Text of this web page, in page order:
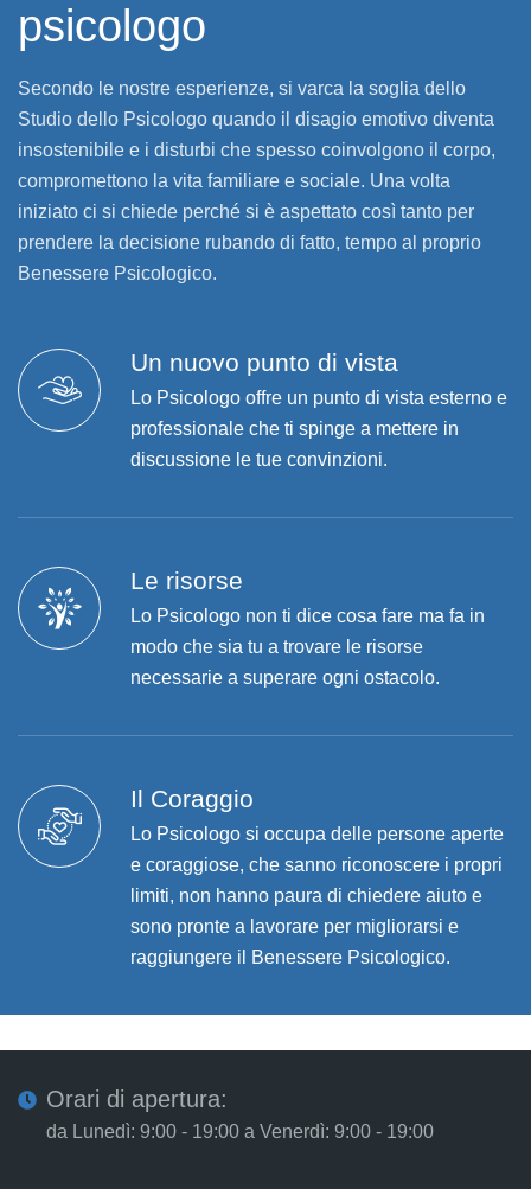
psicologo
Secondo le nostre esperienze, si varca la soglia dello
Studio dello Psicologo quando il disagio emotivo diventa
insostenibile e i disturbi che spesso coinvolgono il corpo,
compromettono la vita familiare e sociale. Una volta
iniziato ci si chiede perché si è aspettato così tanto per
prendere la decisione rubando di fatto, tempo al proprio
Benessere Psicologico.
Un nuovo punto di vista
Lo Psicologo offre un punto di vista esterno e
professionale che ti spinge a mettere in
discussione le tue convinzioni.
Le risorse
Lo Psicologo non ti dice cosa fare ma fa in
modo che sia tu a trovare le risorse
necessarie a superare ogni ostacolo.
Il Coraggio
Lo Psicologo si occupa delle persone aperte
e coraggiose, che sanno riconoscere i propri
limiti, non hanno paura di chiedere aiuto e
sono pronte a lavorare per migliorarsi e
raggiungere il Benessere Psicologico.
Orari di apertura:
da Lunedì: 9:00 - 19:00 a Venerdì: 9:00 - 19:00